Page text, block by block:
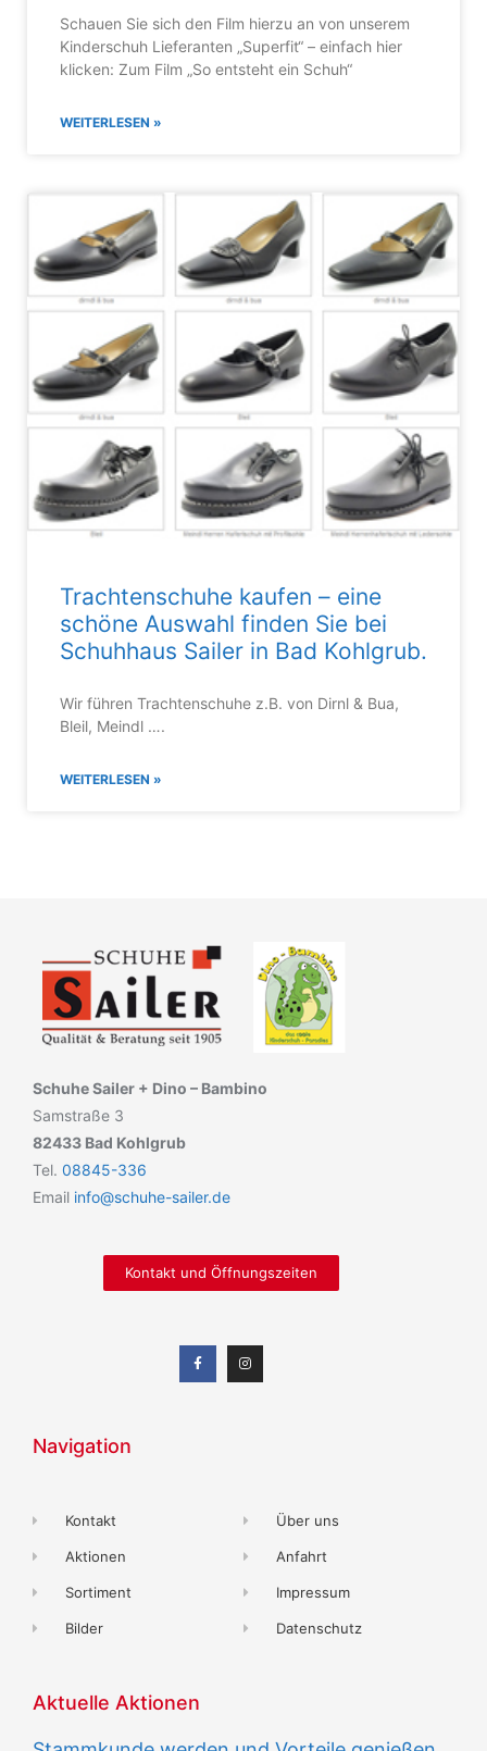
Schauen Sie sich den Film hierzu an von unserem
Kinderschuh Lieferanten „Superfit“ – einfach hier
klicken: Zum Film „So entsteht ein Schuh“
WEITERLESEN »
Trachtenschuhe kaufen – eine
schöne Auswahl finden Sie bei
Schuhhaus Sailer in Bad Kohlgrub.
Wir führen Trachtenschuhe z.B. von Dirnl & Bua,
Bleil, Meindl ….
WEITERLESEN »
Schuhe Sailer + Dino – Bambino
Samstraße 3
82433 Bad Kohlgrub
Tel. 08845-336
Email info@schuhe-sailer.de
Kontakt und Öffnungszeiten
Navigation
Kontakt
Aktionen
Sortiment
Bilder
Über uns
Anfahrt
Impressum
Datenschutz
Aktuelle Aktionen